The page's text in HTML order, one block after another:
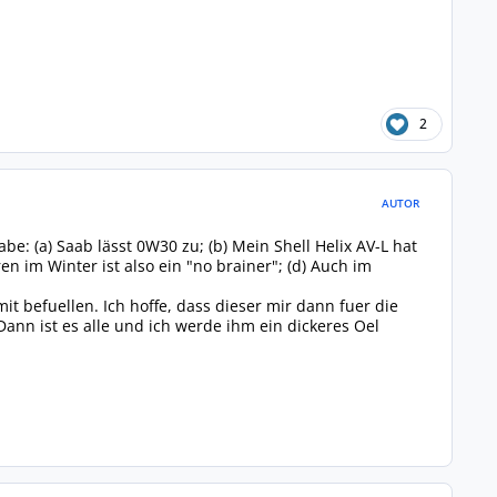
2
AUTOR
(a) Saab lässt 0W30 zu; (b) Mein Shell Helix AV-L hat
im Winter ist also ein "no brainer"; (d) Auch im
befuellen. Ich hoffe, dass dieser mir dann fuer die
ist es alle und ich werde ihm ein dickeres Oel